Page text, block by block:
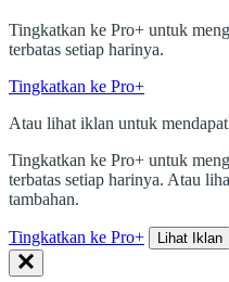
Tingkatkan ke Pro+ untuk
terbatas setiap harinya.
Tingkatkan ke Pro+
Atau lihat iklan untuk
Tingkatkan ke Pro+ untuk
terbatas setiap harinya. Atau
tambahan.
Tingkatkan ke Pro+ Lihat Iklan